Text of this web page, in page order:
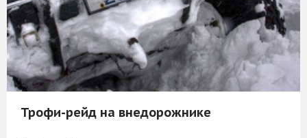
Трофи-рейд на внедорожнике